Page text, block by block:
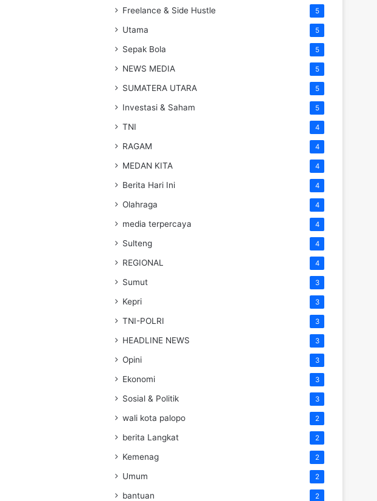
Freelance & Side Hustle 5
Utama 5
Sepak Bola 5
NEWS MEDIA 5
SUMATERA UTARA 5
Investasi & Saham 5
TNI 4
RAGAM 4
MEDAN KITA 4
Berita Hari Ini 4
Olahraga 4
media terpercaya 4
Sulteng 4
REGIONAL 4
Sumut 3
Kepri 3
TNI-POLRI 3
HEADLINE NEWS 3
Opini 3
Ekonomi 3
Sosial & Politik 3
wali kota palopo 2
berita Langkat 2
Kemenag 2
Umum 2
bantuan 2